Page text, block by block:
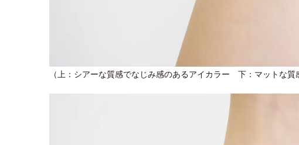
（上：シアーな質感でなじみ感のあるアイカラー 下：マットな質